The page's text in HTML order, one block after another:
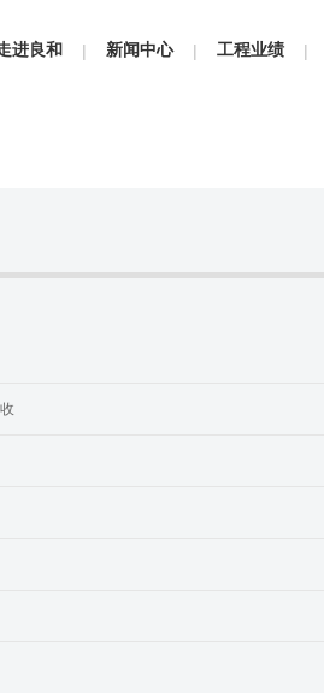
进良和 | 新闻中心 | 工程业绩 |